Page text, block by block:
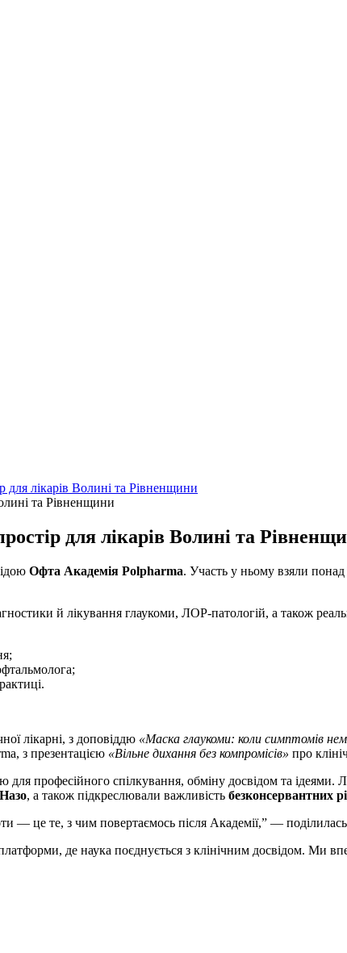
для лікарів Волині та Рівненщини
для лікарів Волині та
Офта Академія Polpharma. Участь у ньому взяли понад
й лікування глаукоми, ЛОР-патологій, а також
лікарні, з доповіддю «Маска глаукоми: коли симптомів
з презентацією «Вільне дихання без компромісів» про
професійного спілкування, обміну досвідом та ідеями.
, а також підкреслювали важливість безконсервантних
— це те, з чим повертаємось після Академії,” —
де наука поєднується з клінічним досвідом. Ми